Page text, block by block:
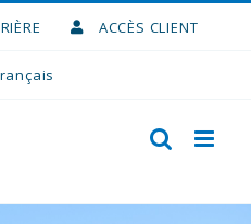
ACCÈS CLIENT